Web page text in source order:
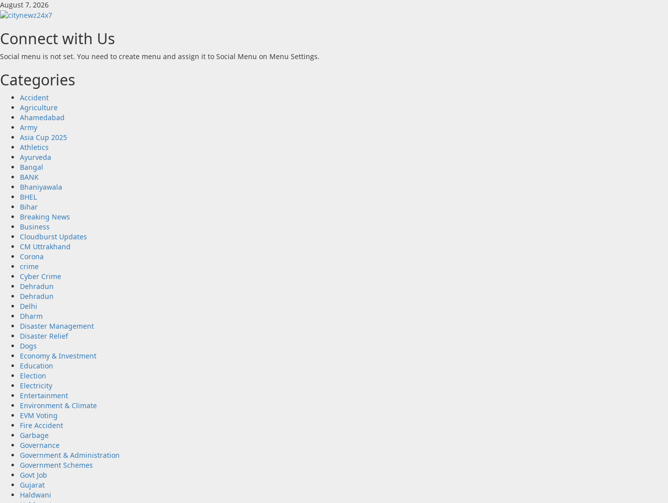
Skip
to
August 7, 2026
Connect with Us
Social menu is not set. You need to create menu and assign it to Social Menu on Menu Settings.
Categories
Accident
Agriculture
Ahamedabad
Army
Asia Cup 2025
Athletics
Ayurveda
Bangal
BANK
Bhaniyawala
BHEL
Bihar
Breaking News
Business
Cloudburst Updates
CM Uttrakhand
Corona
crime
Cyber Crime
Dehradun
Dehradun
Delhi
Dharm
Disaster Management
Disaster Relief
Dogs
Economy & Investment
Education
Election
Electricity
Entertainment
Environment & Climate
EVM Voting
Fire Accident
Garbage
Governance
Government & Administration
Government Schemes
Govt Job
Gujarat
Haldwani